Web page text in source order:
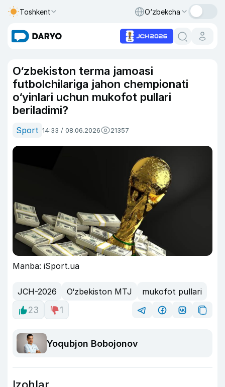
Toshkent O‘zbekcha
O‘zbekiston terma jamoasi
futbolchilariga jahon chempionati
o‘yinlari uchun mukofot pullari
beriladimi?
Sport 14:33 / 08.06.2026 21357
Manba: iSport.ua
JCH-2026 O‘zbekiston MTJ
mukofot pullari
23
1
Yoqubjon Bobojonov
Izohlar